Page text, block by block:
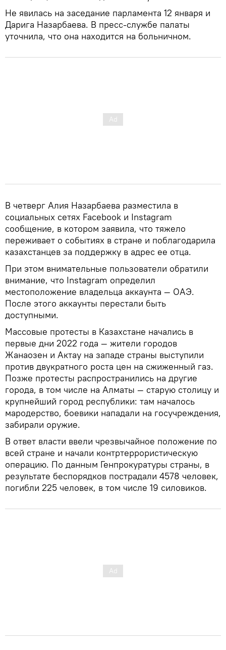
Не явилась на заседание парламента 12 января и
Дарига Назарбаева. В пресс-службе палаты
уточнила, что она находится на больничном.
В четверг Алия Назарбаева разместила в
социальных сетях Facebook и Instagram
сообщение, в котором заявила, что тяжело
переживает о событиях в стране и поблагодарила
казахстанцев за поддержку в адрес ее отца.
При этом внимательные пользователи обратили
внимание, что Instagram определил
местоположение владельца аккаунта — ОАЭ.
После этого аккаунты перестали быть
доступными.
Массовые протесты в Казахстане начались в
первые дни 2022 года — жители городов
Жанаозен и Актау на западе страны выступили
против двукратного роста цен на сжиженный газ.
Позже протесты распространились на другие
города, в том числе на Алматы — старую столицу и
крупнейший город республики: там началось
мародерство, боевики нападали на госучреждения,
забирали оружие.
В ответ власти ввели чрезвычайное положение по
всей стране и начали контртеррористическую
операцию. По данным Генпрокуратуры страны, в
результате беспорядков пострадали 4578 человек,
погибли 225 человек, в том числе 19 силовиков.